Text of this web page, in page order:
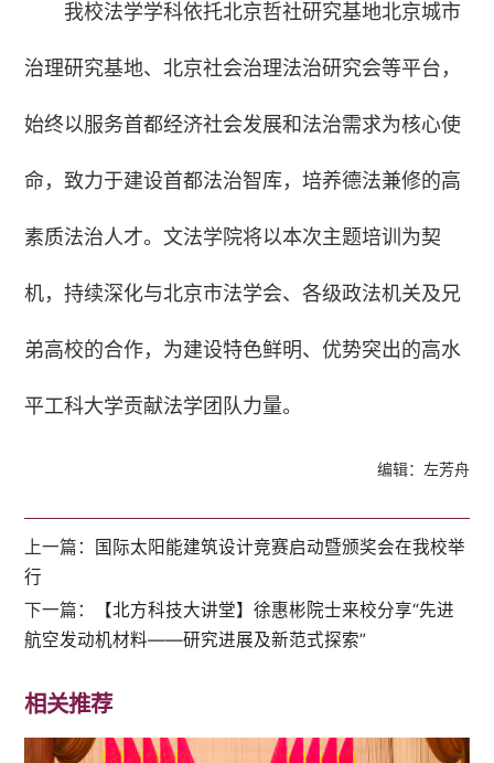
我校法学学科依托北京哲社研究基地北京城市
治理研究基地、北京社会治理法治研究会等平台，
始终以服务首都经济社会发展和法治需求为核心使
命，致力于建设首都法治智库，培养德法兼修的高
素质法治人才。文法学院将以本次主题培训为契
机，持续深化与北京市法学会、各级政法机关及兄
弟高校的合作，为建设特色鲜明、优势突出的高水
平工科大学贡献法学团队力量。
编辑：左芳舟
上一篇：
国际太阳能建筑设计竞赛启动暨颁奖会在我校举
行
下一篇：
【北方科技大讲堂】徐惠彬院士来校分享“先进
航空发动机材料——研究进展及新范式探索”
相关推荐